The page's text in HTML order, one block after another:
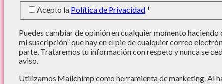
Acepto la Política de Privacidad*
Puedes cambiar de opinión en cualquier momento haciendo
mi suscripción” que hay en el pie de cualquier correo
parte. Trataremos tu información con respeto y nunca se
aviso.
Utilizamos Mailchimp como herramienta de marketing. Al